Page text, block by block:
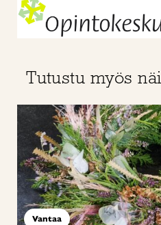
Tutustu myös
Vantaa